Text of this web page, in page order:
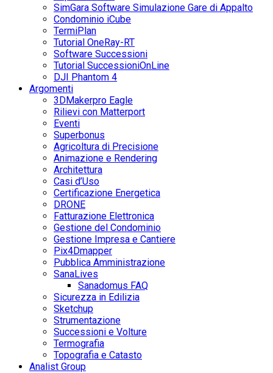
SimGara Software Simulazione Gare di Appalto
Condominio iCube
TermiPlan
Tutorial OneRay-RT
Software Successioni
Tutorial SuccessioniOnLine
DJI Phantom 4
Argomenti
3DMakerpro Eagle
Rilievi con Matterport
Eventi
Superbonus
Agricoltura di Precisione
Animazione e Rendering
Architettura
Casi d’Uso
Certificazione Energetica
DRONE
Fatturazione Elettronica
Gestione del Condominio
Gestione Impresa e Cantiere
Pix4Dmapper
Pubblica Amministrazione
SanaLives
Sanadomus FAQ
Sicurezza in Edilizia
Sketchup
Strumentazione
Successioni e Volture
Termografia
Topografia e Catasto
Analist Group